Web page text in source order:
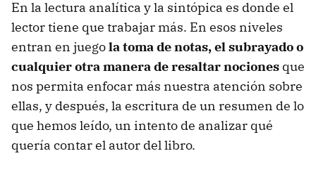
En la lectura analítica y la sintópica es donde el
lector tiene que trabajar más. En esos niveles
entran en juegola toma de notas, el subrayado o
cualquier otra manera de resaltar nociones que
nos permita enfocar más nuestra atención sobre
ellas, y después, la escritura de un resumen de lo
que hemos leído, un intento de analizar qué
quería contar el autor del libro.